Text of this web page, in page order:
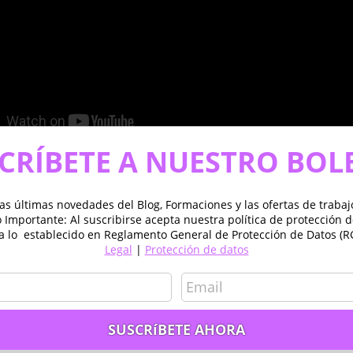
necesarios para llevar a cabo las
imágenes de satélite
y geométrico
A NUESTRO
últimas novedades del Blog, Formaciones y las ofertas de
Importante: Al suscribirse acepta nuestra política de protección
lo establecido en Reglamento General de Protección de Datos
Legal | Protección de datos